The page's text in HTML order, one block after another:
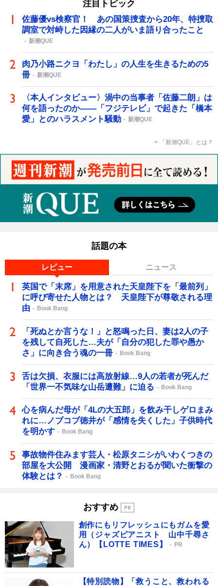
注目トピック
佐藤優vs検察官！ あの国策捜査から20年、特捜取
調室で対峙した因縁の二人がいま語り合ったこと
新潮QUE
肉乃小路ニクヨ「わたし」の人生を生きるための5
冊
新潮QUE
〈本人インタビュー〉渦中の当事者「佐藤二朗」は
何を語ったのか――「フジテレビ」で起きた「橋本
愛」とのハラスメント騒動
新潮QUE
「新潮QUE」とは？
話題の本
レビュー ニュース
英国で「末席」を用意された天皇陛下を「最前列」
に呼び寄せた人物とは？ 天皇陛下が尊敬される理
由
Book Bang
「死ぬとか言うな！」と怒鳴った日、妻は2人の子
を残して自死した…夫が「自分の犯した罪や愚か
さ」に向き合う魂の一冊
Book Bang
舌は欠損、衣服には高放射線…9人の若者が死んだ
「世界一不気味な山岳遭難」に迫る
Book Bang
心を病んだ母が「4Lの大五郎」を飲み干しゲロまみ
れに…ノブコブ徳井が「感情を失くした」子供時代
を明かす
Book Bang
事故物件住みます芸人・松原タニシがいわくつきの
部屋を大公開 漫画家・清野とおるが聞いた衝撃の
体験とは？
Book Bang
おすすめ
創作にもリフレッシュにもガムを愛
用（ジャズピアニスト 山中千尋さ
ん）【LOTTE TIMES】
PR
【特別読物】「救うこと、救われる